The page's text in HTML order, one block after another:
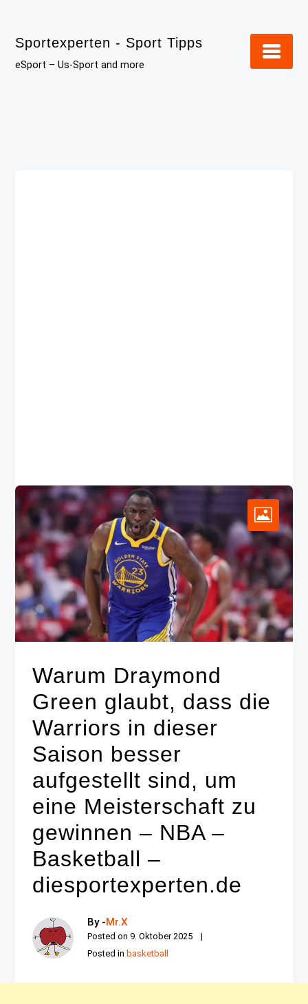
content
Sportexperten - Sport Tipps
eSport – Us-Sport and more
Warum Draymond
Green glaubt, dass die
Warriors in dieser
Saison besser
aufgestellt sind, um
eine Meisterschaft zu
gewinnen – NBA –
Basketball –
diesportexperten.de
By -Mr.X
Posted on9. Oktober 2025
Posted in basketball